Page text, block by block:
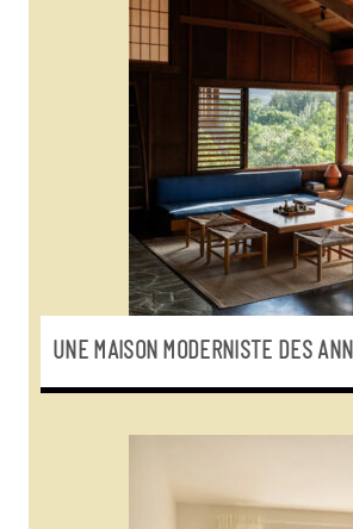
UNE MAISON MODERNISTE DES